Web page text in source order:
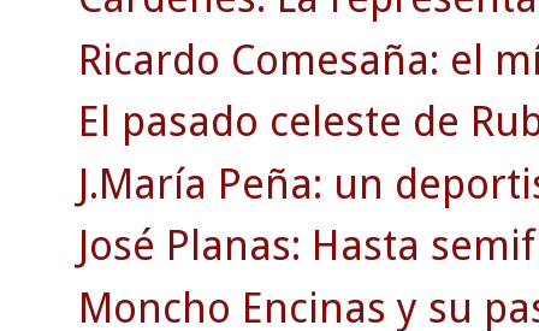
Ricardo Comesaña: el
El pasado celeste de
J.María Peña: un
José Planas: Hasta
Moncho Encinas y su